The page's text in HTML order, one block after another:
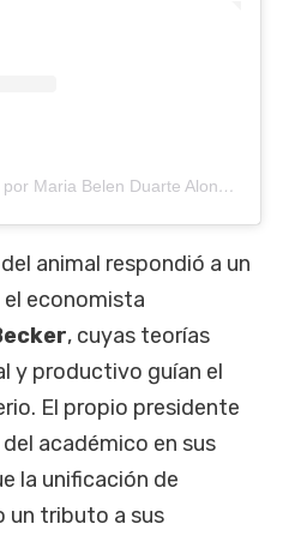
Una publicación compartida por Maria Belen Duarte Alonso (@beluduartealonso)
animal respondió a un
economista
, cuyas teorías
y productivo guían el
El propio presidente
académico en sus
la unificación de
un tributo a sus